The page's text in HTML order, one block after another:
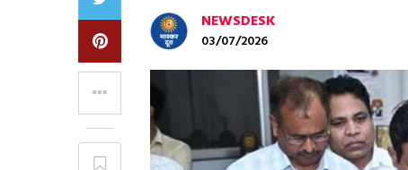
NEWSDESK
03/07/2026